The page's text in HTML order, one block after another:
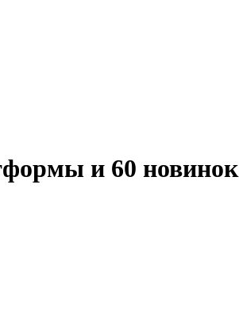
и 60 новинок